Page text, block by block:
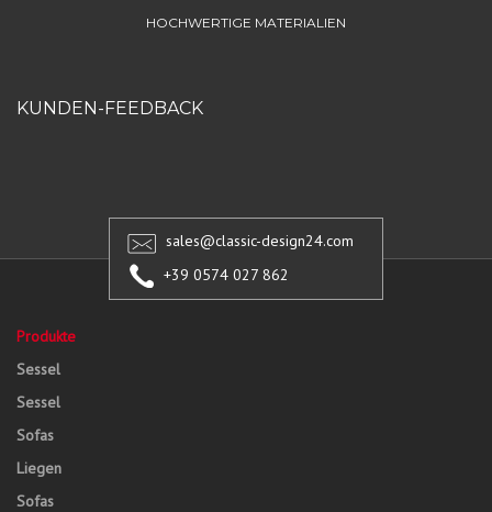
HOCHWERTIGE MATERIALIEN
KUNDEN-FEEDBACK
sales@classic-design24.com
+39 0574 027 862
Produkte
Sessel
Sessel
Sofas
Liegen
Sofas